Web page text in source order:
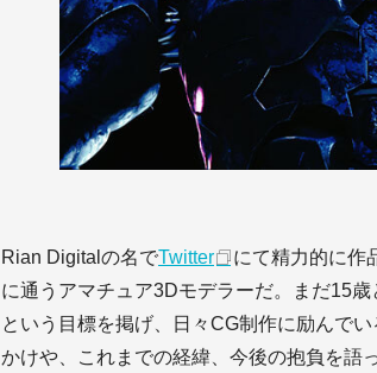
Rian Digitalの名でTwitter
にて精力的に作
に通うアマチュア3Dモデラーだ。まだ15
という目標を掲げ、日々CG制作に励んで
かけや、これまでの経緯、今後の抱負を語